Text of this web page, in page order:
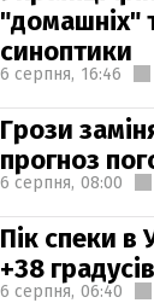
"домашніх"
синоптики
6 серпня, 16:46
Грози
прогноз
6 серпня, 08:00
Пік спеки в
+38 градусів
6 серпня, 06:40